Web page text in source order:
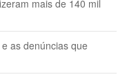
mais de 140 mil
as denúncias que